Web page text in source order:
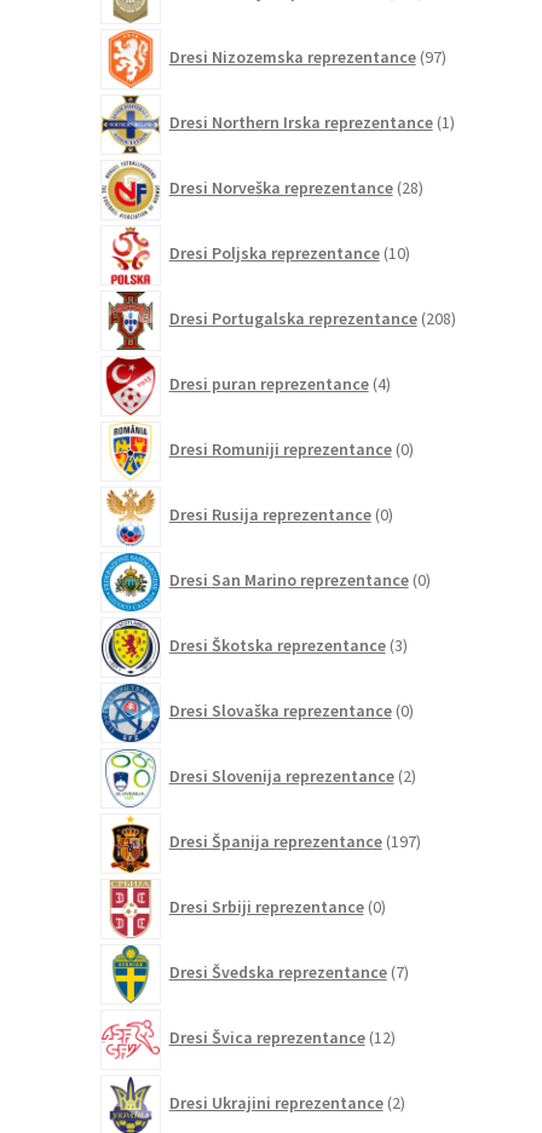
Dresi Nizozemska reprezentance 97izdelkov
Dresi Northern Irska reprezentance 1izdelek
Dresi Norveška reprezentance 28izdelkov
Dresi Poljska reprezentance 10izdelkov
Dresi Portugalska reprezentance 208izdelkov
Dresi puran reprezentance 4izdelki
Dresi Romuniji reprezentance 0izdelkov
Dresi Rusija reprezentance 0izdelkov
Dresi San Marino reprezentance 0izdelkov
Dresi Škotska reprezentance 3izdelki
Dresi Slovaška reprezentance 0izdelkov
Dresi Slovenija reprezentance 2izdelka
Dresi Španija reprezentance 197izdelkov
Dresi Srbiji reprezentance 0izdelkov
Dresi Švedska reprezentance 7izdelkov
Dresi Švica reprezentance 12izdelkov
Dresi Ukrajini reprezentance 2izdelka